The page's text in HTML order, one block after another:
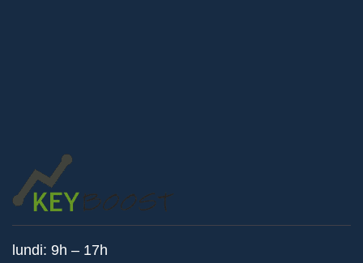
lundi: 9h – 17h